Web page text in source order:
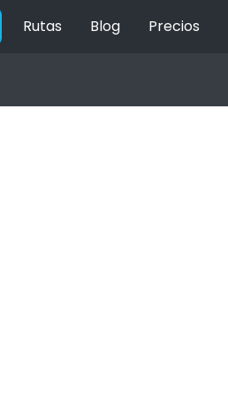
Rutas Blog Precios